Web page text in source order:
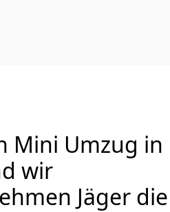
Mini Umzug in
wir
Jäger die